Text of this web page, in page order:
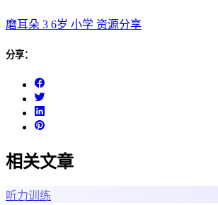
磨耳朵 3 6岁 小学 资源分享
分享：
相关文章
听力训练